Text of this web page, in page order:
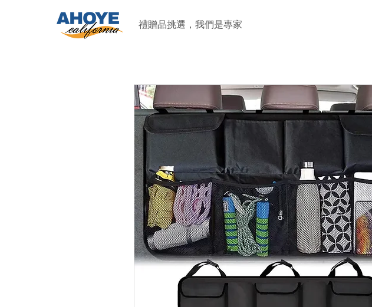
禮贈品挑選，我們是專家